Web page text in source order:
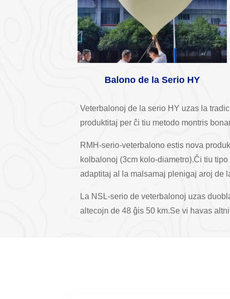
Balono de la Serio HY
Veterbalonoj de la serio HY uzas la
produktitaj per ĉi tiu metodo montris
RMH-serio-veterbalono estis nova
kolbalonoj (3cm kolo-diametro).Ĉi tiu
adaptitaj al la malsamaj plenigaj aroj de
La NSL-serio de veterbalonoj uzas
altecojn de 48 ĝis 50 km.Se vi havas